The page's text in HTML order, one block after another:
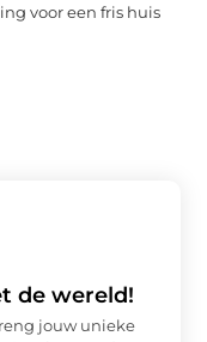
voor een fris huis
de wereld!
jouw unieke